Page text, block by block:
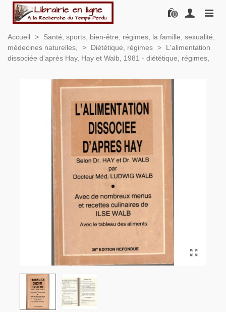
0
Accueil >
Santé, sports, bien-être, régimes, la famille, sexualité,
médecines naturelles,
> Diététique, régimes >
L'alimentation
dissociée d'après Hay, Hay et Walb, 1981 - diététique, régimes,